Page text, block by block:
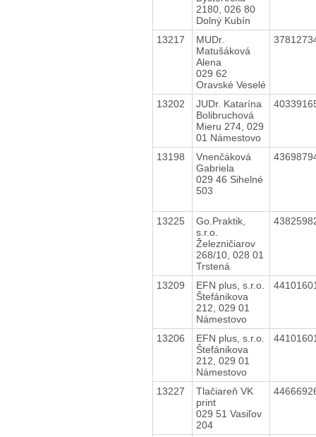
2180, 026 80
Dolný Kubín
13217
MUDr.
Matušáková
Alena
029 62
Oravské Veselé
13202
JUDr. Katarína
Bolibruchová
Mieru 274, 029
01 Námestovo
13198
Vnenčáková
Gabriela
029 46 Sihelné
503
13225
Go.Praktik,
s.r.o.
Železničiarov
268/10, 028 01
Trstená
13209
EFN plus, s.r.o.
Štefánikova
212, 029 01
Námestovo
13206
EFN plus, s.r.o.
Štefánikova
212, 029 01
Námestovo
13227
Tlačiareň VK
print
029 51 Vasiľov
204